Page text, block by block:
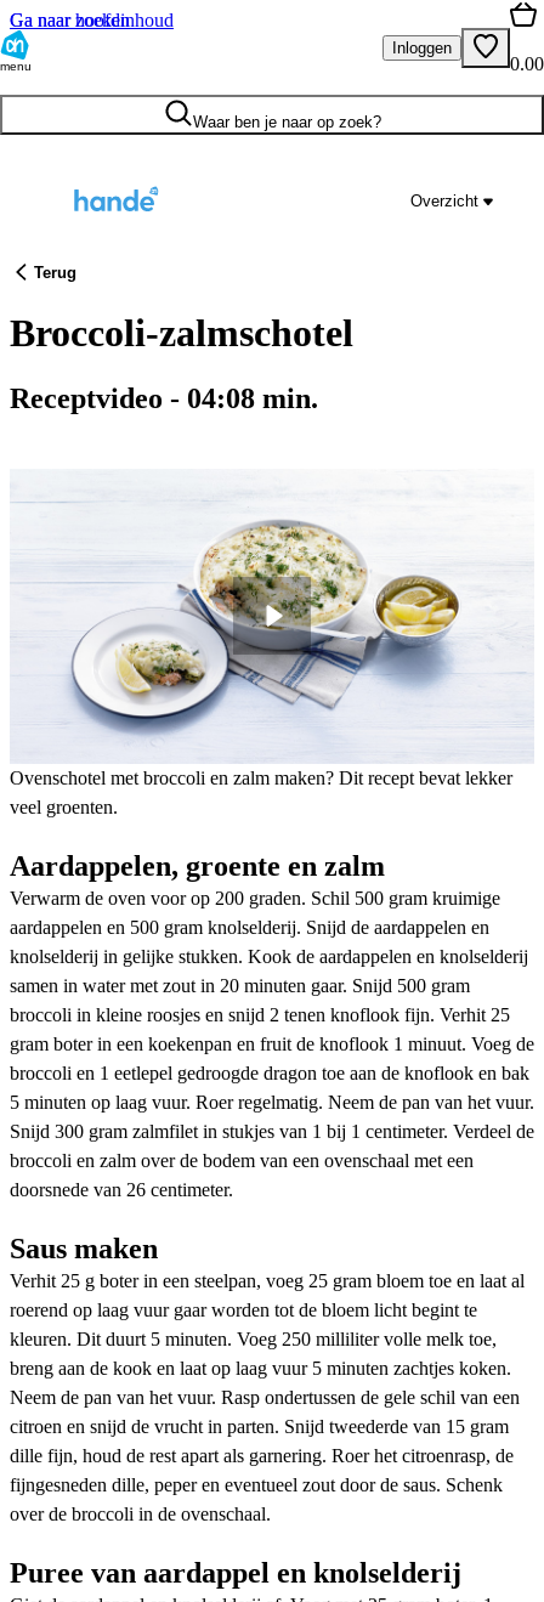
Ga naar hoofdinhoud
Ga naar zoeken
menu
Inloggen
0.00
Waar ben je naar op zoek?
Overzicht
Terug
Broccoli-zalmschotel
Receptvideo - 04:08 min.
Ovenschotel met broccoli en zalm maken? Dit recept bevat lekker
veel groenten.
Aardappelen, groente en zalm
Verwarm de oven voor op 200 graden. Schil 500 gram kruimige
aardappelen en 500 gram knolselderij. Snijd de aardappelen en
knolselderij in gelijke stukken. Kook de aardappelen en knolselderij
samen in water met zout in 20 minuten gaar. Snijd 500 gram
broccoli in kleine roosjes en snijd 2 tenen knoflook fijn. Verhit 25
gram boter in een koekenpan en fruit de knoflook 1 minuut. Voeg de
broccoli en 1 eetlepel gedroogde dragon toe aan de knoflook en bak
5 minuten op laag vuur. Roer regelmatig. Neem de pan van het vuur.
Snijd 300 gram zalmfilet in stukjes van 1 bij 1 centimeter. Verdeel de
broccoli en zalm over de bodem van een ovenschaal met een
doorsnede van 26 centimeter.
Saus maken
Verhit 25 g boter in een steelpan, voeg 25 gram bloem toe en laat al
roerend op laag vuur gaar worden tot de bloem licht begint te
kleuren. Dit duurt 5 minuten. Voeg 250 milliliter volle melk toe,
breng aan de kook en laat op laag vuur 5 minuten zachtjes koken.
Neem de pan van het vuur. Rasp ondertussen de gele schil van een
citroen en snijd de vrucht in parten. Snijd tweederde van 15 gram
dille fijn, houd de rest apart als garnering. Roer het citroenrasp, de
fijngesneden dille, peper en eventueel zout door de saus. Schenk
over de broccoli in de ovenschaal.
Puree van aardappel en knolselderij